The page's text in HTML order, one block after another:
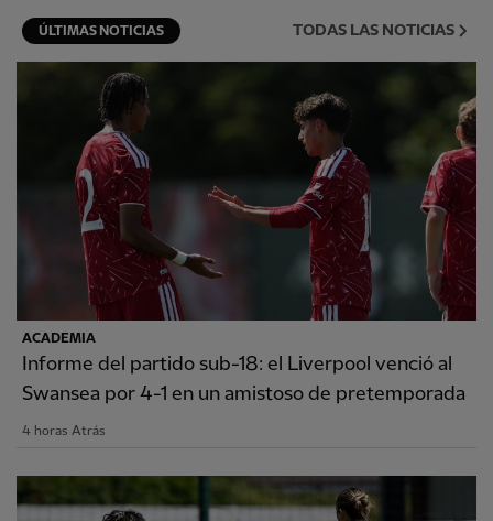
ÚLTIMAS NOTICIAS TODAS LAS NOTICIAS
ACADEMIA
Informe del partido sub-18: el Liverpool venció al
Swansea por 4-1 en un amistoso de pretemporada
4 horas Atrás